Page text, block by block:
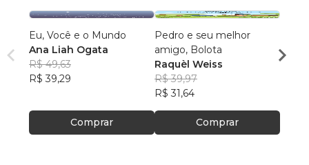
Eu, Você e o Mundo
Ana Liah Ogata
R$ 49,63
R$ 39,29
Comprar
Pedro e seu melhor
amigo, Bolota
Raquèl Weiss
R$ 39,97
R$ 31,64
Comprar
Mel
R$